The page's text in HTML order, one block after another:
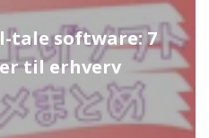
tale software: 7
til erhverv